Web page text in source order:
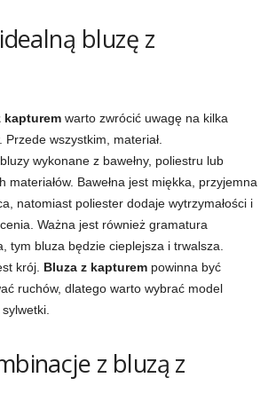
bluzę z
kapturem warto zwrócić uwagę na kilka
wszystkim, materiał.
wykonane z bawełny, poliestru lub
materiałów. Bawełna jest miękka, przyjemna
natomiast poliester dodaje wytrzymałości i
Ważna jest również gramatura
tym bluza będzie cieplejsza i trwalsza.
krój. Bluza z kapturem powinna być
ruchów, dlatego warto wybrać model
z bluzą z